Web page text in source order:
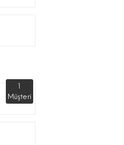
1
Müşteri